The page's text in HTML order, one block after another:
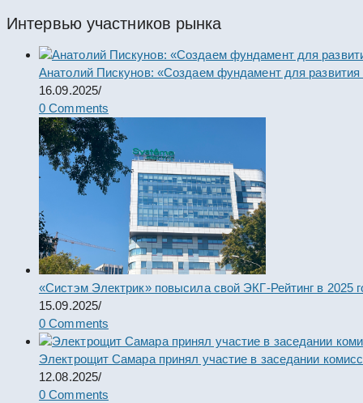
Интервью участников рынка
Анатолий Пискунов: «Создаем фундамент для развития
16.09.2025/
0 Comments
«Систэм Электрик» повысила свой ЭКГ-Рейтинг в 2025
15.09.2025/
0 Comments
Электрощит Самара принял участие в заседании
12.08.2025/
0 Comments